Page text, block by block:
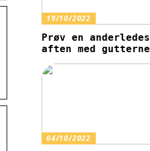
19/10/2022
Prøv en anderledes
aften med gutterne
04/10/2022